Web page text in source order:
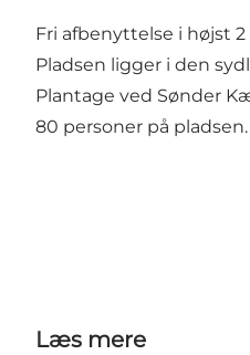
Fri afbenyttelse i højst
Pladsen ligger i den
Plantage ved Sønder
80 personer på pladsen.
Læs mere